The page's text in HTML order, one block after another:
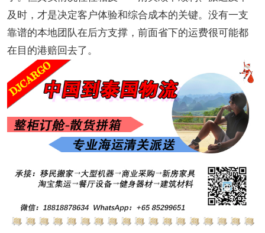
及时，才是决定客户体验和综合成本的关键。没有一支
靠谱的本地团队在后方支撑，前面省下的运费很可能都
在目的港赔回去了。